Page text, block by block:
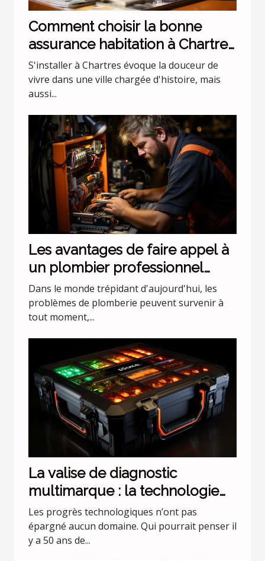
Comment choisir la bonne
assurance habitation à Chartres
?
S'installer à Chartres évoque la douceur de
vivre dans une ville chargée d'histoire, mais
aussi...
Les avantages de faire appel à
un plombier professionnel
pour les urgences nocturnes
Dans le monde trépidant d'aujourd'hui, les
problèmes de plomberie peuvent survenir à
tout moment,...
La valise de diagnostic
multimarque : la technologie
évolue !
Les progrès technologiques n’ont pas
épargné aucun domaine. Qui pourrait penser il
y a 50 ans de...